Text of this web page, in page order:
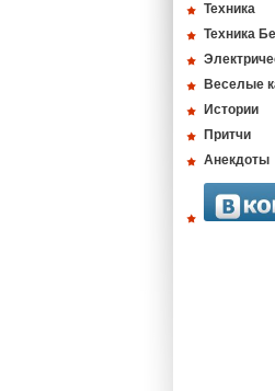
Техника
Техника
Веселые
Истории
Притчи
Анекдоты